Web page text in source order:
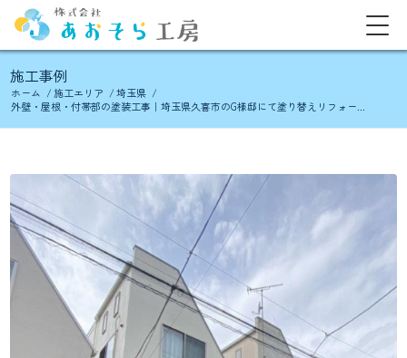
施工事例
ホーム / 施工エリア / 埼玉県 /
外壁・屋根・付帯部の塗装工事｜埼玉県久喜市のG様邸にて塗り替えリフォー...